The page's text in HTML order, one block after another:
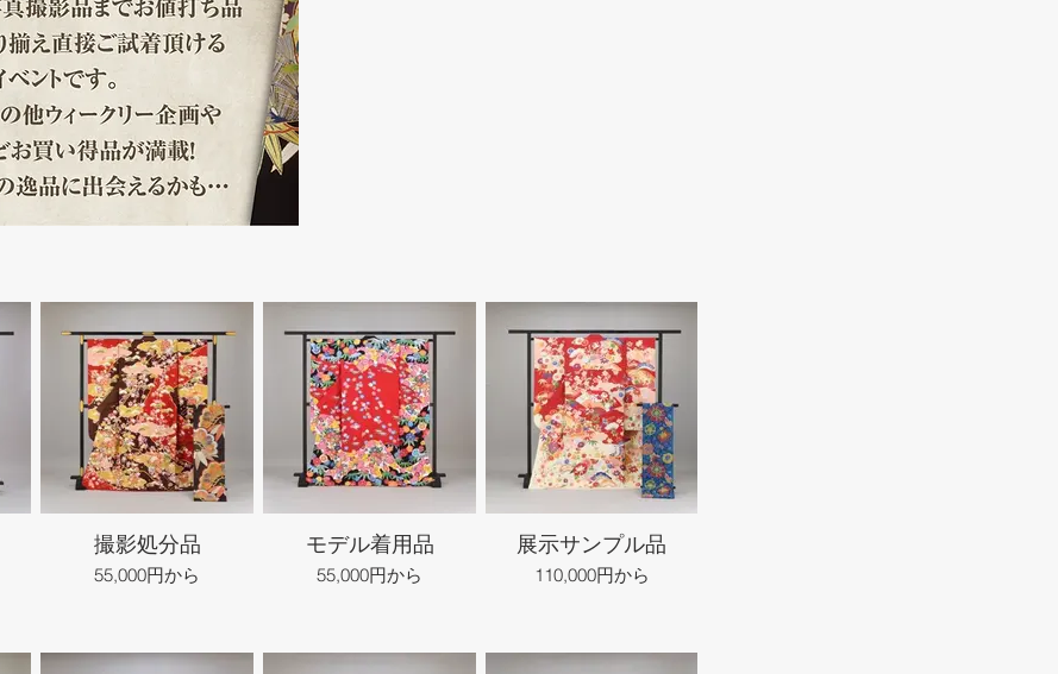
撮影処分品
55,000円から
モデル着用品
55,000円から
展示サンプル品
110,000円から